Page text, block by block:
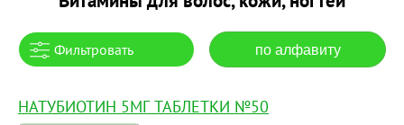
Фильтровать по алфавиту
НАТУБИОТИН 5МГ ТАБЛЕТКИ №50